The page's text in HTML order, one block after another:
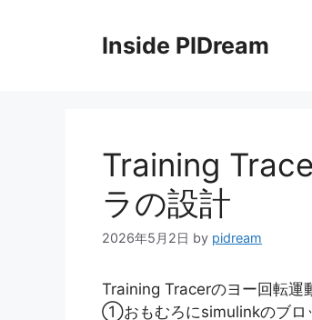
Inside PIDream
Training
ラの設計
2026年5月2日 by pidream
Training Tracerのヨー回転運
①おもむろにsimulinkのブロ